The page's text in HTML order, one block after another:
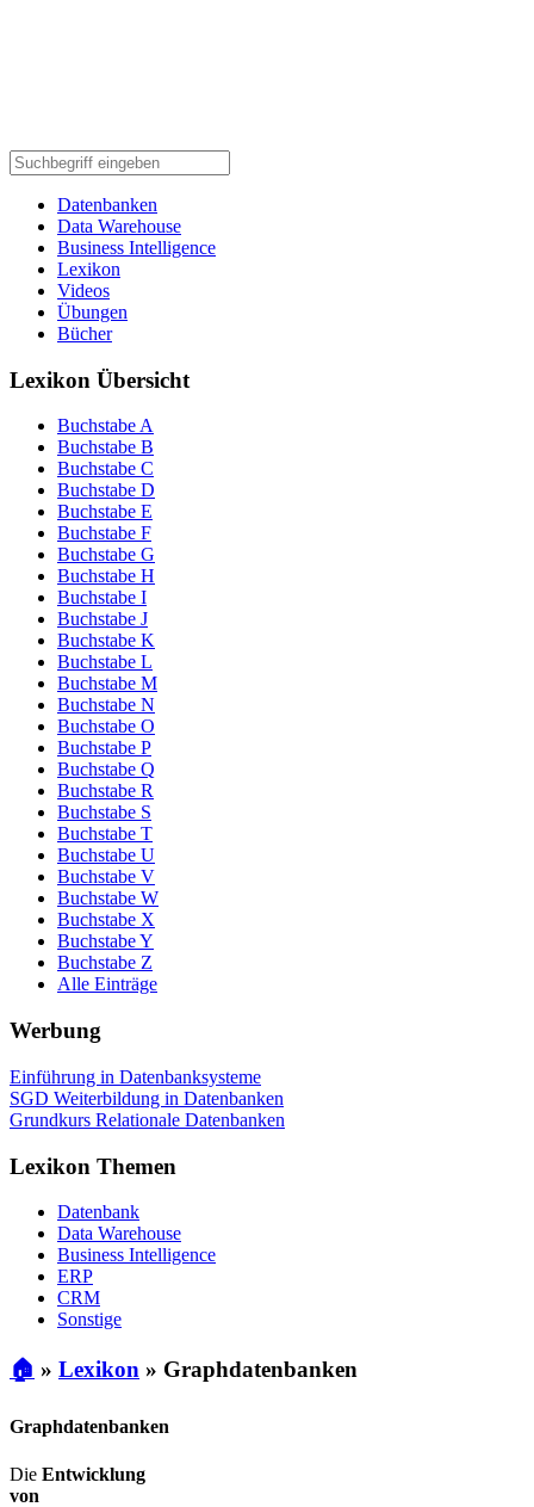
Datenbanken
Data Warehouse
Business Intelligence
Lexikon
Videos
Übungen
Bücher
Lexikon Übersicht
Buchstabe A
Buchstabe B
Buchstabe C
Buchstabe D
Buchstabe E
Buchstabe F
Buchstabe G
Buchstabe H
Buchstabe I
Buchstabe J
Buchstabe K
Buchstabe L
Buchstabe M
Buchstabe N
Buchstabe O
Buchstabe P
Buchstabe Q
Buchstabe R
Buchstabe S
Buchstabe T
Buchstabe U
Buchstabe V
Buchstabe W
Buchstabe X
Buchstabe Y
Buchstabe Z
Alle Einträge
Werbung
Einführung in Datenbanksysteme
SGD Weiterbildung in Datenbanken
Grundkurs Relationale Datenbanken
Lexikon Themen
Datenbank
Data Warehouse
Business Intelligence
ERP
CRM
Sonstige
🏠 » Lexikon » Graphdatenbanken
Graphdatenbanken
Die Entwicklung
von